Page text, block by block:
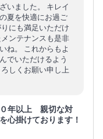
いました。 キレイ
夏を快適にお過ご
にも満足いただけ
ンテナンスも是非
ね。 これからもよ
でいただけるよう
しくお願い申し上
年以上 親切な対
心掛けております！